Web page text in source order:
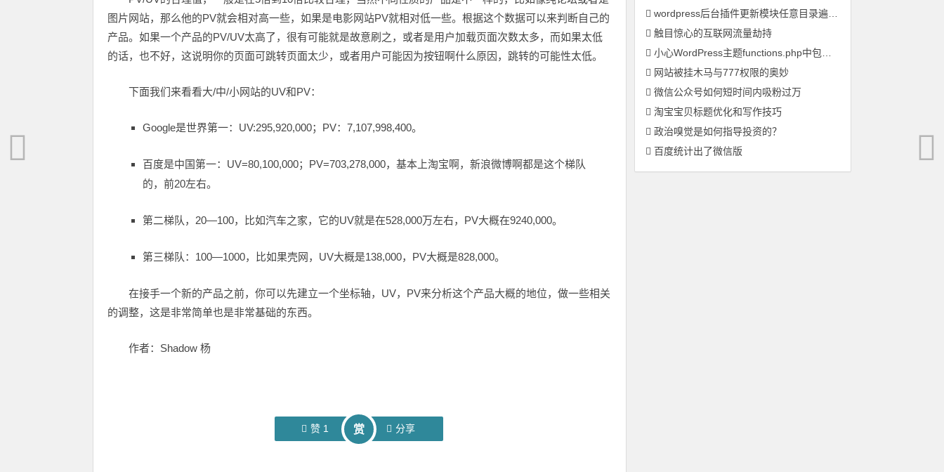
图片网站，那么他的PV就会相对高一些，如果是电影网站PV就相对低一些。根据这个数据可以来判断自己的
产品。如果一个产品的PV/UV太高了，很有可能就是故意刷之，或者是用户加载页面次数太多，而如果太低
的话，也不好，这说明你的页面可跳转页面太少，或者用户可能因为按钮啊什么原因，跳转的可能性太低。
下面我们来看看大/中/小网站的UV和PV：
Google是世界第一：UV:295,920,000；PV：7,107,998,400。
百度是中国第一：UV=80,100,000；PV=703,278,000，基本上淘宝啊，新浪微博啊都是这个梯队
的，前20左右。
第二梯队，20—100，比如汽车之家，它的UV就是在528,000万左右，PV大概在9240,000。
第三梯队：100—1000，比如果壳网，UV大概是138,000，PV大概是828,000。
在接手一个新的产品之前，你可以先建立一个坐标轴，UV，PV来分析这个产品大概的地位，做一些相关
的调整，这是非常简单也是非常基础的东西。
作者：Shadow 杨
赞 1 赏 分享
wordpress后台插件更新模块任意目录遍历导致DOS漏洞补丁
触目惊心的互联网流量劫持
小心WordPress主题functions.php中包含的恶意代码
网站被挂木马与777权限的奥妙
微信公众号如何短时间内吸粉过万
淘宝宝贝标题优化和写作技巧
政治嗅觉是如何指导投资的？
百度统计出了微信版